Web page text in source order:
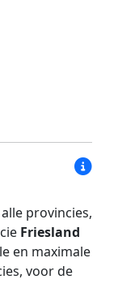
provincies,
Friesland
en maximale
voor de